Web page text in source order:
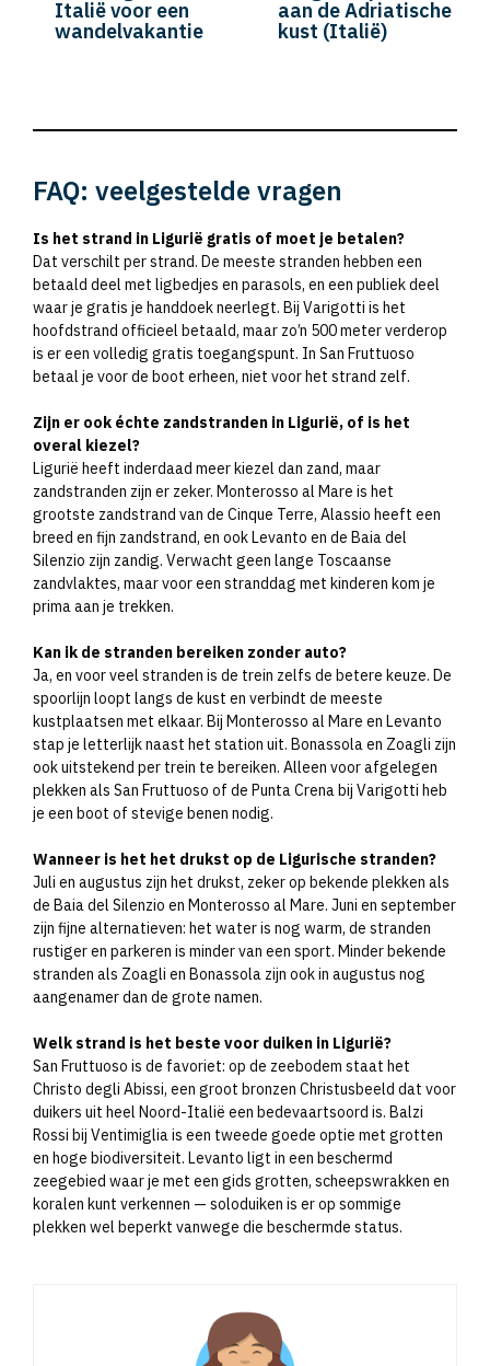
Italië voor een
wandelvakantie
aan de Adriatische
kust (Italië)
FAQ: veelgestelde vragen
Is het strand in Ligurië gratis of moet je betalen?
Dat verschilt per strand. De meeste stranden hebben een
betaald deel met ligbedjes en parasols, en een publiek deel
waar je gratis je handdoek neerlegt. Bij Varigotti is het
hoofdstrand officieel betaald, maar zo’n 500 meter verderop
is er een volledig gratis toegangspunt. In San Fruttuoso
betaal je voor de boot erheen, niet voor het strand zelf.
Zijn er ook échte zandstranden in Ligurië, of is het
overal kiezel?
Ligurië heeft inderdaad meer kiezel dan zand, maar
zandstranden zijn er zeker. Monterosso al Mare is het
grootste zandstrand van de Cinque Terre, Alassio heeft een
breed en fijn zandstrand, en ook Levanto en de Baia del
Silenzio zijn zandig. Verwacht geen lange Toscaanse
zandvlaktes, maar voor een stranddag met kinderen kom je
prima aan je trekken.
Kan ik de stranden bereiken zonder auto?
Ja, en voor veel stranden is de trein zelfs de betere keuze. De
spoorlijn loopt langs de kust en verbindt de meeste
kustplaatsen met elkaar. Bij Monterosso al Mare en Levanto
stap je letterlijk naast het station uit. Bonassola en Zoagli zijn
ook uitstekend per trein te bereiken. Alleen voor afgelegen
plekken als San Fruttuoso of de Punta Crena bij Varigotti heb
je een boot of stevige benen nodig.
Wanneer is het het drukst op de Ligurische stranden?
Juli en augustus zijn het drukst, zeker op bekende plekken als
de Baia del Silenzio en Monterosso al Mare. Juni en september
zijn fijne alternatieven: het water is nog warm, de stranden
rustiger en parkeren is minder van een sport. Minder bekende
stranden als Zoagli en Bonassola zijn ook in augustus nog
aangenamer dan de grote namen.
Welk strand is het beste voor duiken in Ligurië?
San Fruttuoso is de favoriet: op de zeebodem staat het
Christo degli Abissi, een groot bronzen Christusbeeld dat voor
duikers uit heel Noord-Italië een bedevaartsoord is. Balzi
Rossi bij Ventimiglia is een tweede goede optie met grotten
en hoge biodiversiteit. Levanto ligt in een beschermd
zeegebied waar je met een gids grotten, scheepswrakken en
koralen kunt verkennen — soloduiken is er op sommige
plekken wel beperkt vanwege die beschermde status.